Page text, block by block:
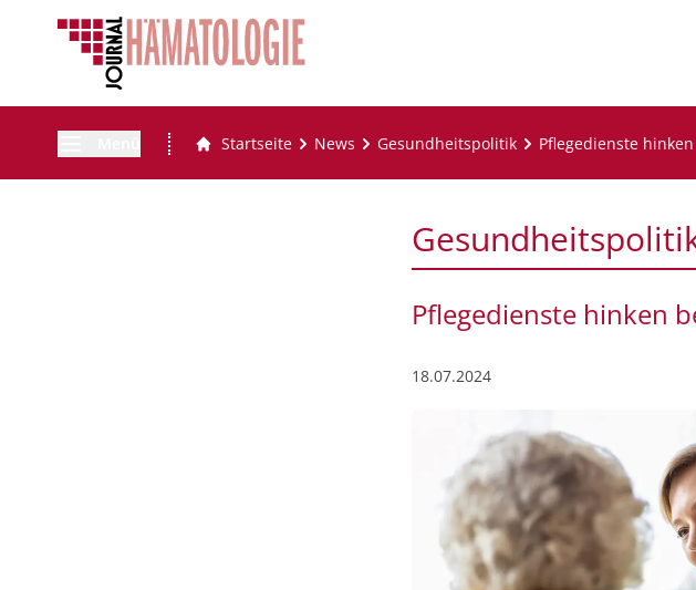
Startseite News Gesundheitspolitik Pflegedienste
Pflegedienste hinken
18.07.2024